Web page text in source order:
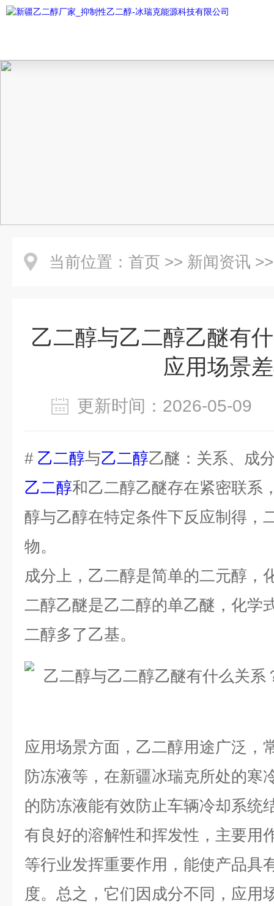
当前位置： 首页 >> 新闻资讯
乙二醇与乙二醇乙醚有
应用场景
更新时间：2026-05-
# 乙二醇与乙二醇乙醚：关系、成
乙二醇和乙二醇乙醚存在紧密联系
醇与乙醇在特定条件下反应制得，
物。
成分上，乙二醇是简单的二元醇，
二醇乙醚是乙二醇的单乙醚，化学
二醇多了乙基。
应用场景方面，乙二醇用途广泛，
防冻液等，在新疆冰瑞克所处的寒
的防冻液能有效防止车辆冷却系统
有良好的溶解性和挥发性，主要用
等行业发挥重要作用，能使产品具
度。总之，它们因成分不同，应用